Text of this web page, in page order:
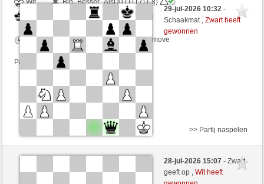
Wit
Bin_Besser_AlsDu (1117) (-8)
Windhang (1310) (+8)
Speelduur: 4 minutes/side + 5 seconds/move
Partij telt mee voor de ranglijst
29-jul-2026 10:32-
Schaakmat ,Zwart heeft
gewonnen
Zwart
SANOBJ02 (1440) (+11)
>> Partij naspelen
28-jul-2026 15:07- Zwart
geeft op ,Wit heeft